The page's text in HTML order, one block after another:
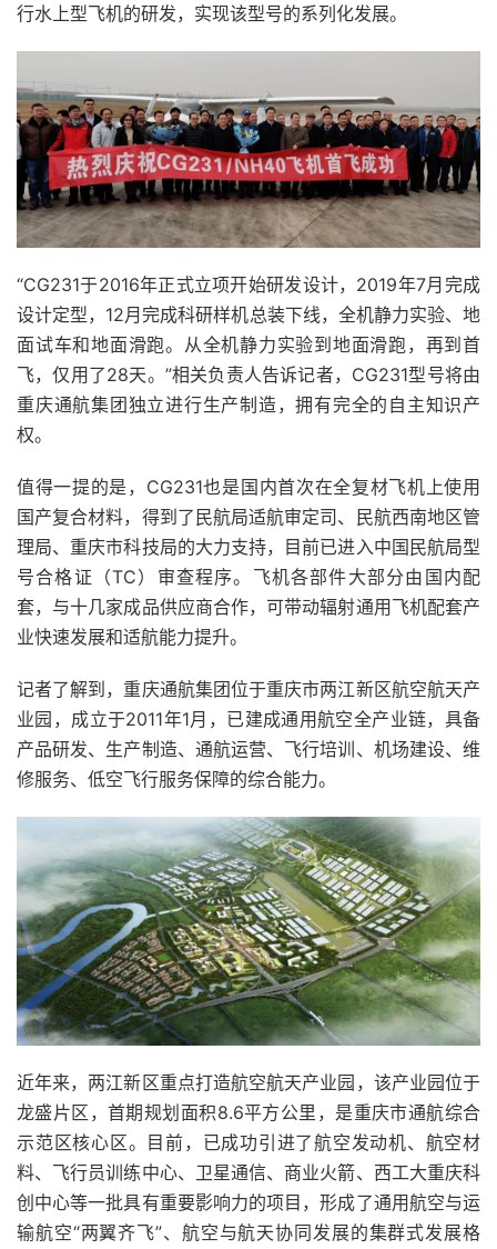
行水上型飞机的研发，实现该型号的系列化发展。
“CG231于2016年正式立项开始研发设计，2019年7月完成
设计定型，12月完成科研样机总装下线，全机静力实验、地
面试车和地面滑跑。从全机静力实验到地面滑跑，再到首
飞，仅用了28天。”相关负责人告诉记者，CG231型号将由
重庆通航集团独立进行生产制造，拥有完全的自主知识产
权。
值得一提的是，CG231也是国内首次在全复材飞机上使用
国产复合材料，得到了民航局适航审定司、民航西南地区管
理局、重庆市科技局的大力支持，目前已进入中国民航局型
号合格证（TC）审查程序。飞机各部件大部分由国内配
套，与十几家成品供应商合作，可带动辐射通用飞机配套产
业快速发展和适航能力提升。
记者了解到，重庆通航集团位于重庆市两江新区航空航天产
业园，成立于2011年1月，已建成通用航空全产业链，具备
产品研发、生产制造、通航运营、飞行培训、机场建设、维
修服务、低空飞行服务保障的综合能力。
近年来，两江新区重点打造航空航天产业园，该产业园位于
龙盛片区，首期规划面积8.6平方公里，是重庆市通航综合
示范区核心区。目前，已成功引进了航空发动机、航空材
料、飞行员训练中心、卫星通信、商业火箭、西工大重庆科
创中心等一批具有重要影响力的项目，形成了通用航空与运
输航空“两翼齐飞”、航空与航天协同发展的集群式发展格